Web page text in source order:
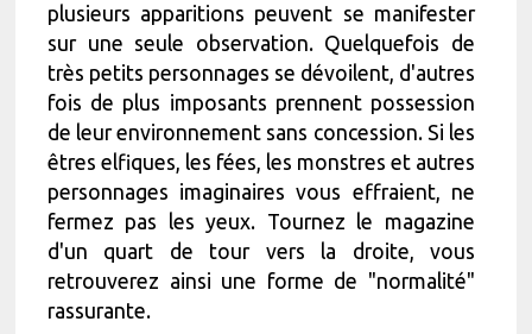
plusieurs apparitions peuvent se manifester
sur une seule observation. Quelquefois de
très petits personnages se dévoilent, d'autres
fois de plus imposants prennent possession
de leur environnement sans concession. Si les
êtres elfiques, les fées, les monstres et autres
personnages imaginaires vous effraient, ne
fermez pas les yeux. Tournez le magazine
d'un quart de tour vers la droite, vous
retrouverez ainsi une forme de "normalité"
rassurante.